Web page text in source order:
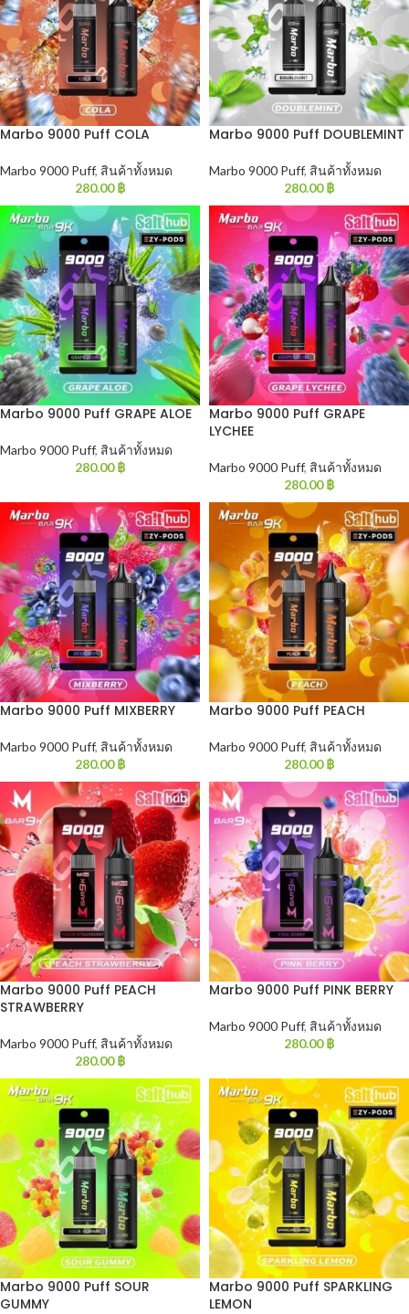
Marbo 9000 Puff COLA
Marbo 9000 Puff, สินค้าทั้งหมด
280.00฿
Marbo 9000 Puff DOUBLEMINT
Marbo 9000 Puff, สินค้าทั้งหมด
280.00฿
Marbo 9000 Puff GRAPE ALOE
Marbo 9000 Puff, สินค้าทั้งหมด
280.00฿
Marbo 9000 Puff GRAPE
LYCHEE
Marbo 9000 Puff, สินค้าทั้งหมด
280.00฿
Marbo 9000 Puff MIXBERRY
Marbo 9000 Puff, สินค้าทั้งหมด
280.00฿
Marbo 9000 Puff PEACH
Marbo 9000 Puff, สินค้าทั้งหมด
280.00฿
Marbo 9000 Puff PEACH
STRAWBERRY
Marbo 9000 Puff, สินค้าทั้งหมด
280.00฿
Marbo 9000 Puff PINK BERRY
Marbo 9000 Puff, สินค้าทั้งหมด
280.00฿
Marbo 9000 Puff SOUR
GUMMY
Marbo 9000 Puff SPARKLING
LEMON